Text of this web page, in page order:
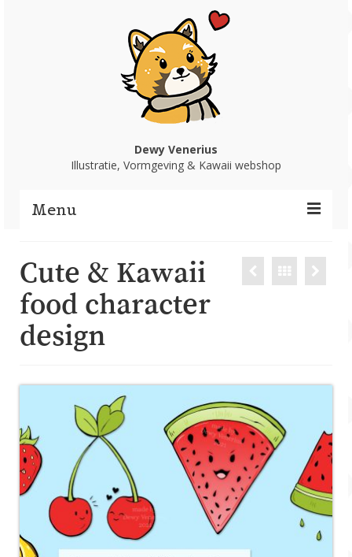
Dewy Venerius
Illustratie, Vormgeving & Kawaii webshop
Menu
Portfolio
Webshop
Over Dewy
Cute & Kawaii
food character
design